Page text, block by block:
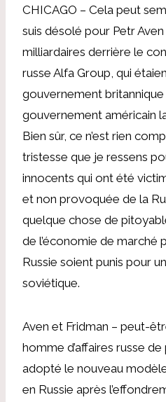
CHICAGO – Cela peut
suis désolé pour Petr
milliardaires derrière le
russe Alfa Group, qui
gouvernement britannique
gouvernement américain
Bien sûr, ce n’est rien
tristesse que je ressens
innocents qui ont été
et non provoquée de la
quelque chose de
de l’économie de marché
Russie soient punis pour
soviétique.
Aven et Fridman – peut-
homme d’affaires russe
adopté le nouveau
en Russie après